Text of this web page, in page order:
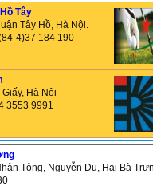
Tây
Tây Hồ, Hà Nội.
4)37 184 190
Hà Nội
3553 9991
Tông, Nguyễn Du, Hai Bà